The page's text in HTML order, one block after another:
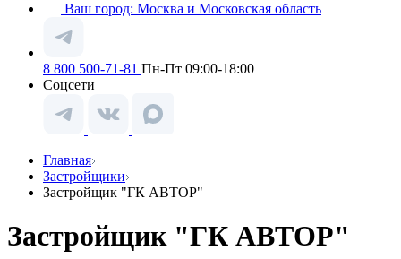
Ваш город: Москва и Московская область
8 800 500-71-81 Пн-Пт 09:00-18:00
Соцсети
Главная
Застройщики
Застройщик "ГК АВТОР"
Застройщик "ГК АВТОР"